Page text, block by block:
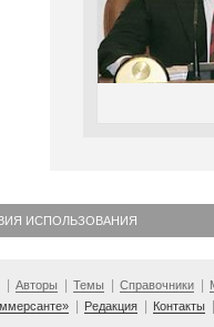
ИСПОЛЬЗОВАНИЯ
Авторы Темы Справочники
Редакция Контакты